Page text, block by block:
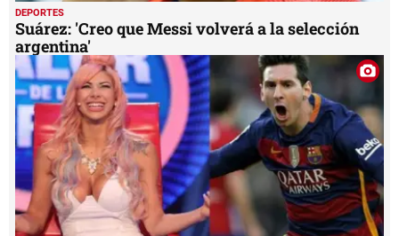
DEPORTES
Suárez: 'Creo que Messi volverá a la selección
argentina'